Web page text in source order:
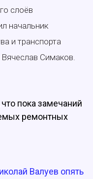
слоёв
начальник
и транспорта
Симаков.
пока замечаний
ремонтных
Валуев опять